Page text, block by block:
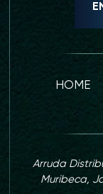
HOME
Arruda
Muribeca,